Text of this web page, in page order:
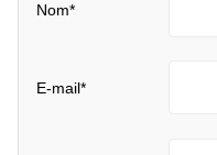
Nom*
E-mail*